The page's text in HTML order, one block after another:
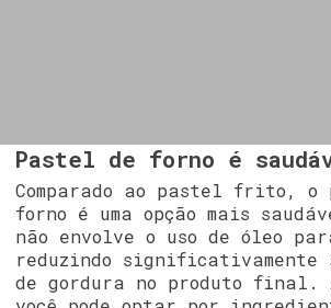
Pastel de forno é
Comparado ao pastel frito, o
forno é uma opção mais
não envolve o uso de óleo
reduzindo significativamente
de gordura no produto final.